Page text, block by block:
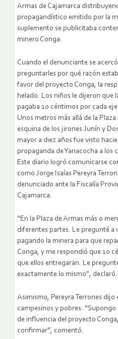
Armas de Cajamarca
propagandístico emitido por la
suplemento se publicitaba
minero Conga.
Cuando el denunciante se
preguntarles por qué razón
favor del proyecto Conga, la
helado. Los niños le dijeron que
pagaba 10 céntimos por cada
Unos metros más allá de la
esquina de los jirones Junín y
mayor a diez años fue visto
propaganda de Yanacocha a los
Este diario logró comunicarse
como Jorge Isaías Pereyra
denunciado ante la Fiscalía
Cajamarca.
“En la Plaza de Armas más o
diferentes partes. Le pregunté a
pagando la minera para que
Conga, y me respondió que 10
que ellos entregaran. Le
exactamente lo mismo”, declaró.
Asimismo, Pereyra Terrones dijo
campesinos y pobres.
de influencia del proyecto
confirmar”, comentó.